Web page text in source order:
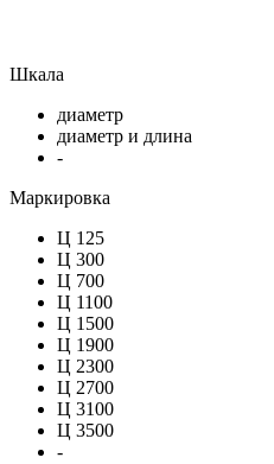
Шкала
диаметр
диаметр и длина
-
Маркировка
Ц 125
Ц 300
Ц 700
Ц 1100
Ц 1500
Ц 1900
Ц 2300
Ц 2700
Ц 3100
Ц 3500
-